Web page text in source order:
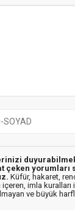
çeken
Küfür, hakaret,
imla kuralları
ve büyük